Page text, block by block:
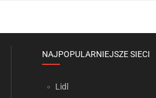
NAJPOPULARNIEJSZE SIECI
Lidl